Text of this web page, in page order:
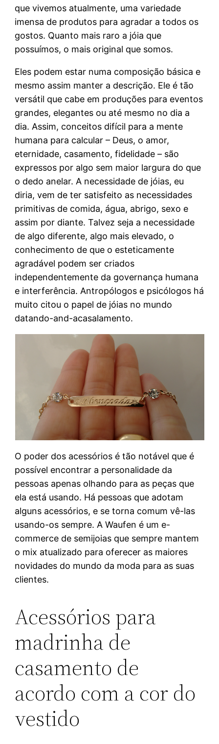
que vivemos atualmente, uma variedade
imensa de produtos para agradar a todos os
gostos. Quanto mais raro a jóia que
possuímos, o mais original que somos.
Eles podem estar numa composição básica e
mesmo assim manter a descrição. Ele é tão
versátil que cabe em produções para eventos
grandes, elegantes ou até mesmo no dia a
dia. Assim, conceitos difícil para a mente
humana para calcular – Deus, o amor,
eternidade, casamento, fidelidade – são
expressos por algo sem maior largura do que
o dedo anelar. A necessidade de jóias, eu
diria, vem de ter satisfeito as necessidades
primitivas de comida, água, abrigo, sexo e
assim por diante. Talvez seja a necessidade
de algo diferente, algo mais elevado, o
conhecimento de que o esteticamente
agradável podem ser criados
independentemente da governança humana
e interferência. Antropólogos e psicólogos há
muito citou o papel de jóias no mundo
datando-and-acasalamento.
O poder dos acessórios é tão notável que é
possível encontrar a personalidade da
pessoas apenas olhando para as peças que
ela está usando. Há pessoas que adotam
alguns acessórios, e se torna comum vê-las
usando-os sempre. A Waufen é um e-
commerce de semijoias que sempre mantem
o mix atualizado para oferecer as maiores
novidades do mundo da moda para as suas
clientes.
Acessórios para
madrinha de
casamento de
acordo com a cor do
vestido